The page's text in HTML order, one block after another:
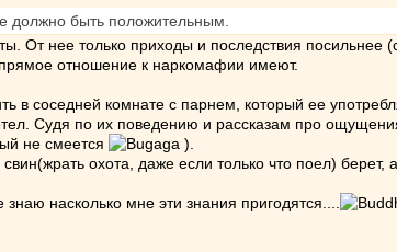
должно быть положительным.
От нее только приходы и последствия посильнее
отношение к наркомафии имеют.
соседней комнате с парнем, который ее
Судя по их поведению и рассказам про
не смеется
).
охота, даже если только что поел) берет,
насколько мне эти знания пригодятся....